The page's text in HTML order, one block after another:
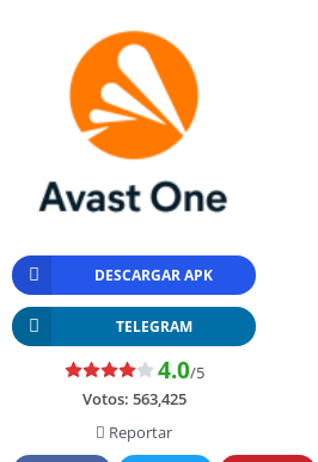
DESCARGAR APK
TELEGRAM
4.0/5
Votos: 563,425
Reportar